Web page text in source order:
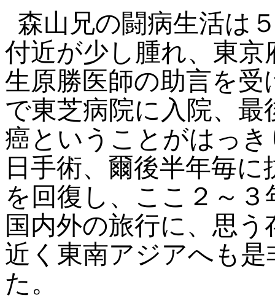
森山兄の闘病生活は
付近が少し腫れ、東
生原勝医師の助言を
で東芝病院に入院、
癌ということがはっ
日手術、爾後半年毎
を回復し、ここ２～
国内外の旅行に、思
近く東南アジアへも
た。